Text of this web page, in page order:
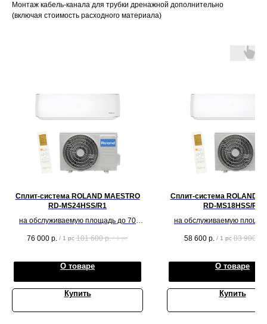
Монтаж кабель-канала для трубки дренажной дополнительно
(включая стоимость расходного материала)
Сплит-система ROLAND MAESTRO
RD-MS24HSS/R1
на обслуживаемую площадь до 70
76 000 р. / 1 pc 101 600 р. / 1 pc
О товаре
Купить
Сплит-система ROLAND
RD-MS18HSS/R1
на обслуживаемую
58 600 р. / 1 pc 83 900
О товаре
Купить